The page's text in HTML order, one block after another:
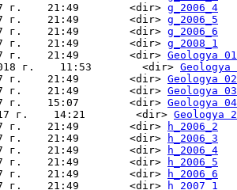
г.    21:49        <dir>
g_2006_4
г.    21:49        <dir>
g_2006_5
г.    21:49        <dir>
g_2006_6
г.    21:49        <dir>
g_2008_1
г.    21:49        <dir>
Geologya
г.    11:53        <dir>
Geologya
г.    21:49        <dir>
Geologya
г.    21:49        <dir>
Geologya
г.    15:07        <dir>
Geologya
г.    14:21        <dir>
Geologya
г.    21:49        <dir>
h_2006_2
г.    21:49        <dir>
h_2006_3
г.    21:49        <dir>
h_2006_4
г.    21:49        <dir>
h_2006_5
г.    21:49        <dir>
h_2006_6
г.    21:49        <dir>
h_2007_1